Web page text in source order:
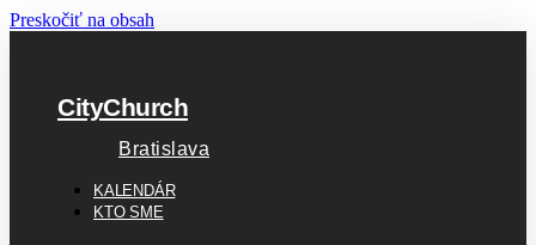
Preskočiť na obsah
CityChurch
Bratislava
KALENDÁR
KTO SME